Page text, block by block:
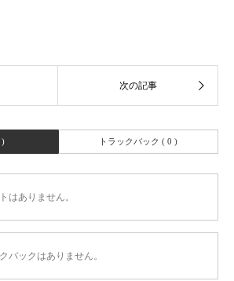
) トラックバック ( 0 )
はありません。
バックはありません。